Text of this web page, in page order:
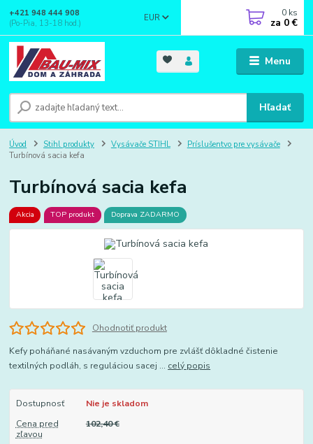
Menu
EUR
Hľadať
+421 948 444 908
(Po-Pia, 13-18 hod.)
0 ks
za 0 €
Úvod Stihl produkty Vysávače STIHL
Príslušentvo pre vysávače
Turbínová sacia kefa
Turbínová sacia kefa
Akcia TOP produkt Doprava ZADARMO
Ohodnotiť produkt
Kefy poháňané nasávaným vzduchom pre zvlášť dôkladné čistenie
textilných podláh, s reguláciou sacej ... celý popis
Dostupnosť
Nie je skladom
Cena pred
zľavou
102,40 €